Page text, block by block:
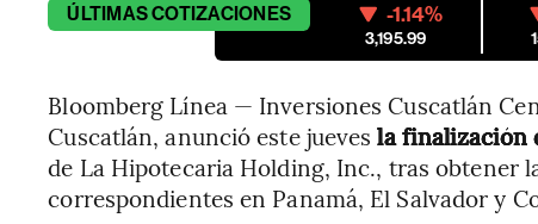
ÚLTIMASCOTIZACIONES -1.14%
3,195.99
Bloomberg Línea — Inversiones Cuscatlán
Cuscatlán, anunció este juevesla finalización
de La Hipotecaria Holding, Inc., tras obtener
correspondientes en Panamá, El Salvador y